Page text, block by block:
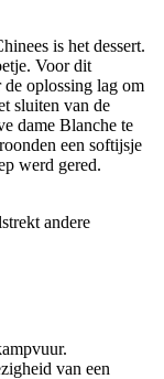
is het dessert.
Voor dit
oplossing lag om
sluiten van de
dame Blanche te
een softijsje
werd gered.
andere
van een